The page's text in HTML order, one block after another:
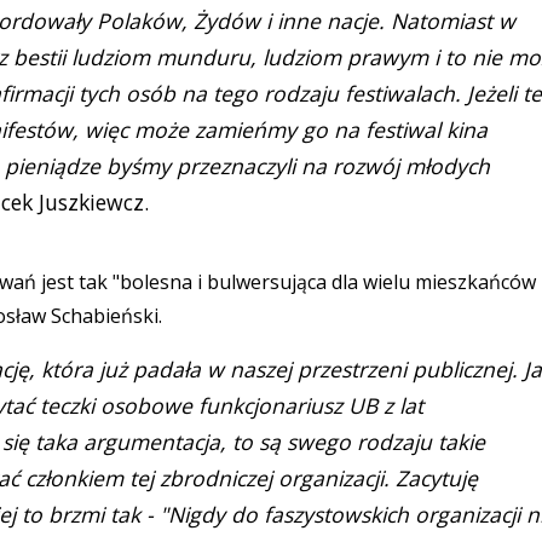
Polaków, Żydów i inne nacje. Natomiast w
bestii ludziom munduru, ludziom prawym i to nie
tych osób na tego rodzaju festiwalach. Jeżeli
więc może zamieńmy go na festiwal kina
byśmy przeznaczyli na rozwój młodych
Juszkiewcz.
jest tak "bolesna i bulwersująca dla wielu mieszkańców
Schabieński.
która już padała w naszej przestrzeni publicznej.
teczki osobowe funkcjonariusz UB z lat
taka argumentacja, to są swego rodzaju takie
członkiem tej zbrodniczej organizacji. Zacytuję
to brzmi tak - "Nigdy do faszystowskich organizacji